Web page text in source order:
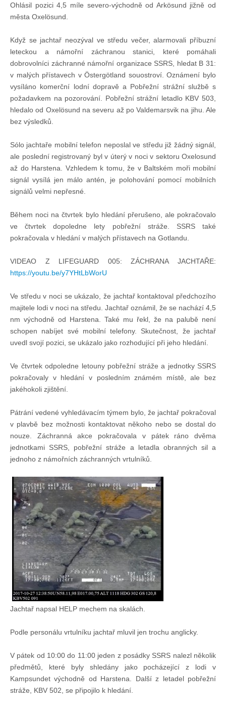
Rádio (MF, HF, VHF)
Kapitánské zkoušky
Ostatní
Soutěže a závody
Offshore Cup
Pohár mistrů
Osobnost roku
Mezinárodní pohár
Modrá stuha
Pohárové závody
Kvízy
O lodích a plavbách
Technika lodí
Přednášky
O plavbách českých jachtařů
Převzaté články ze zahraničí
Ostatní články
Plavební oblasti
Fotogalerie
Knihovna
Ohlásil pozici 4,5 míle severo-východně od Arkösund jižně od
města Oxelösund.
Když se jachtař neozýval ve středu večer, alarmovali příbuzní
leteckou a námořní záchranou stanici, které pomáhali
dobrovolníci záchranné námořní organizace SSRS, hledat B 31:
v malých přístavech v Östergötland souostroví. Oznámení bylo
vysíláno komerční lodní dopravě a Pobřežní strážní službě s
požadavkem na pozorování. Pobřežní strážní letadlo KBV 503,
hledalo od Oxelösund na severu až po Valdemarsvik na jihu. Ale
bez výsledků.
Sólo jachtaře mobilní telefon neposlal ve středu již žádný signál,
ale poslední registrovaný byl v úterý v noci v sektoru Oxelosund
až do Harstena. Vzhledem k tomu, že v Baltském moři mobilní
signál vysílá jen málo antén, je polohování pomocí mobilních
signálů velmi nepřesné.
Během noci na čtvrtek bylo hledání přerušeno, ale pokračovalo
ve čtvrtek dopoledne lety pobřežní stráže. SSRS také
pokračovala v hledání v malých přístavech na Gotlandu.
VIDEAO Z LIFEGUARD 005: ZÁCHRANA JACHTAŘE:
https://youtu.be/y7YHtLbWorU
Ve středu v noci se ukázalo, že jachtař kontaktoval předchozího
majitele lodi v noci na středu. Jachtař oznámil, že se nachází 4,5
nm východně od Harstena. Také mu řekl, že na palubě není
schopen nabíjet své mobilní telefony. Skutečnost, že jachtař
uvedl svojí pozici, se ukázalo jako rozhodující při jeho hledání.
Ve čtvrtek odpoledne letouny pobřežní stráže a jednotky SSRS
pokračovaly v hledání v posledním známém místě, ale bez
jakéhokoli zjištění.
Pátrání vedené vyhledávacím týmem bylo, že jachtař pokračoval
v plavbě bez možnosti kontaktovat někoho nebo se dostal do
nouze. Záchranná akce pokračovala v pátek ráno dvěma
jednotkami SSRS, pobřežní stráže a letadla obranných sil a
jednoho z námořních záchranných vrtulníků.
Jachtař napsal HELP mechem na skalách.
Podle personálu vrtulníku jachtař mluvil jen trochu anglicky.
V pátek od 10:00 do 11:00 jeden z posádky SSRS nalezl několik
předmětů, které byly shledány jako pocházející z lodi v
Kampsundet východně od Harstena. Další z letadel pobřežní
stráže, KBV 502, se připojilo k hledání.